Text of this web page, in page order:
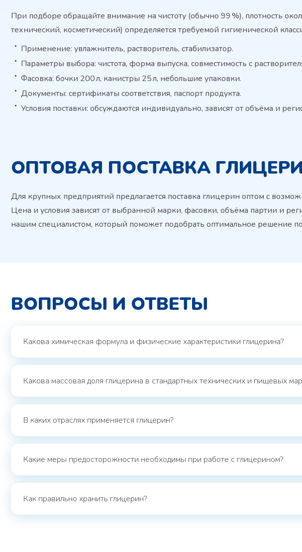
При подборе обращайте внимание на чистоту (обычно 99 %), плотность
технический, косметический) определяется требуемой гигиенической
Применение: увлажнитель, растворитель, стабилизатор.
Параметры выбора: чистота, форма выпуска, совместимость с
Фасовка: бочки 200 л, канистры 25 л, небольшие упаковки.
Документы: сертификаты соответствия, паспорт продукта.
Условия поставки: обсуждаются индивидуально, зависят от объёма и
ОПТОВАЯ ПОСТАВКА
Для крупных предприятий предлагается поставка глицерин оптом с
Цена и условия зависят от выбранной марки, фасовки, объёма партии и
нашим специалистом, который поможет подобрать оптимальное решение
ВОПРОСЫ И ОТВЕТЫ
Какова химическая формула и физические характеристики глицерина?
Какова массовая доля глицерина в стандартных технических и пищевых
В каких отраслях применяется глицерин?
Какие меры предосторожности необходимы при работе с глицерином?
Как правильно хранить глицерин?